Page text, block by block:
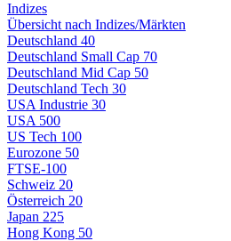
Indizes
Übersicht nach Indizes/Märkten
Deutschland 40
Deutschland Small Cap 70
Deutschland Mid Cap 50
Deutschland Tech 30
USA Industrie 30
USA 500
US Tech 100
Eurozone 50
FTSE-100
Schweiz 20
Österreich 20
Japan 225
Hong Kong 50